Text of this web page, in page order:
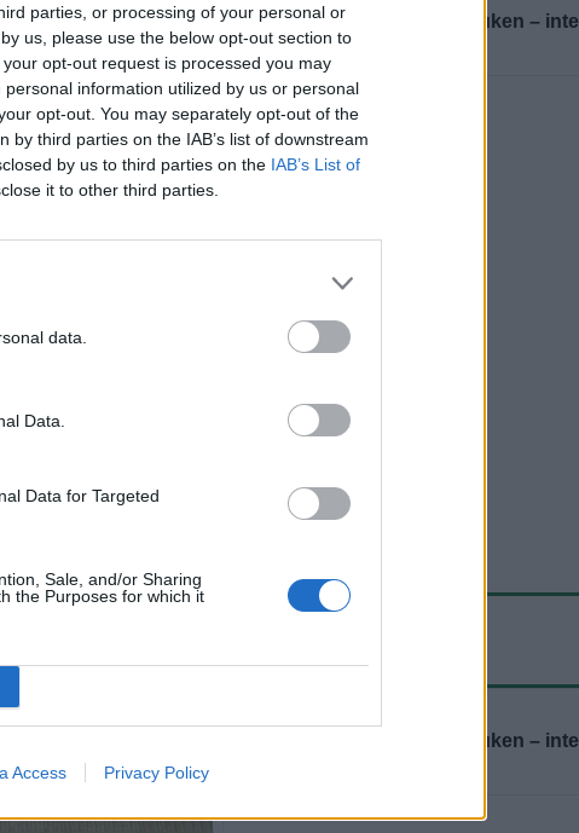
parties, or processing of your personal or
us, please use the below opt-out section to
opt-out request is processed you may
information utilized by us or personal
opt-out. You may separately opt-out of the
third parties on the IAB’s list of downstream
by us to third parties on the IAB’s List of
it to other third parties.
data.
Data.
Data for Targeted
Sale, and/or Sharing
the Purposes for which it
Access Privacy Policy
men kan inte veta
kunde se.
”Vi har inte kastat in handduken – inte
än”
Fler nyheter
SENASTE NYTT
”Vi har inte kastat in handduken – inte
BÅSTAD 2026-08-06 KL. 15:00